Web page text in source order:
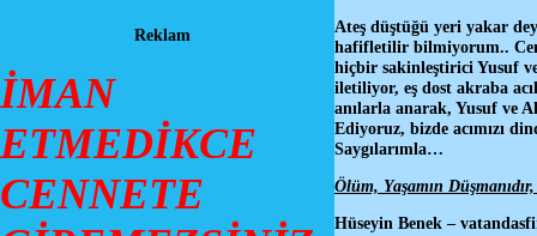
Reklam
İMAN
ETMEDİKCE
CENNETE
Ateş düştüğü yeri yakar
hafifletilir bilmiyorum..
hiçbir sakinleştirici Yusuf
iletiliyor, eş dost akraba
anılarla anarak, Yusuf ve
Ediyoruz, bizde acımızı
Saygılarımla…
Ölüm, Yaşamın
Hüseyin Benek –